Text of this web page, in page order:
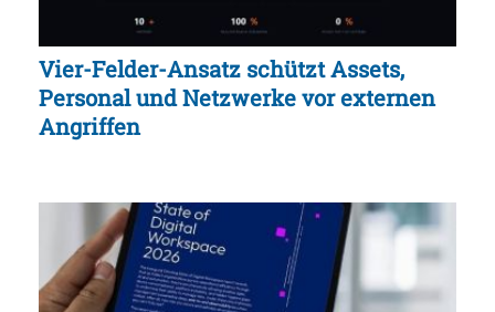
Vier-Felder-Ansatz schützt Assets,
Personal und Netzwerke vor externen
Angriffen